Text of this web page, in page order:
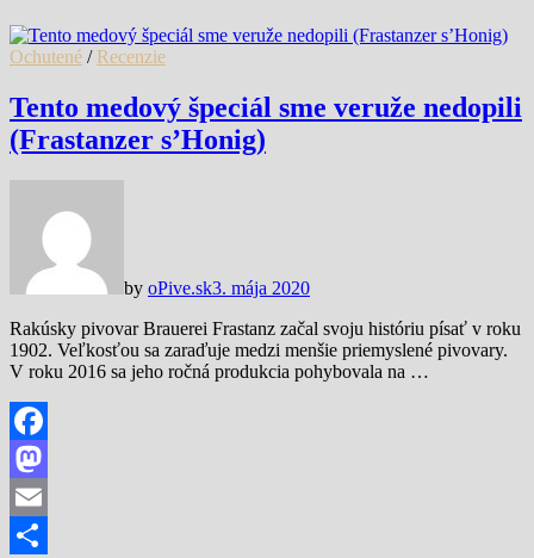
Ochutené / Recenzie
Tento medový špeciál sme veruže nedopili
(Frastanzer s’Honig)
by oPive.sk3. mája 2020
Rakúsky pivovar Brauerei Frastanz začal svoju históriu písať v roku
1902. Veľkosťou sa zaraďuje medzi menšie priemyslené pivovary.
V roku 2016 sa jeho ročná produkcia pohybovala na …
Facebook
Mastodon
Email